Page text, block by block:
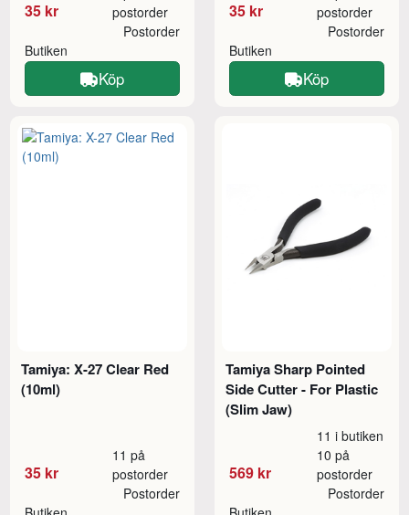
35 kr
postorder
Butiken
Postorder
Köp
35 kr
postorder
Butiken
Postorder
Köp
Tamiya: X-27 Clear Red
(10ml)
35 kr
11 på
postorder
Postorder
Tamiya Sharp Pointed
Side Cutter - For Plastic
(Slim Jaw)
569 kr
11 i butiken
10 på
postorder
Postorder